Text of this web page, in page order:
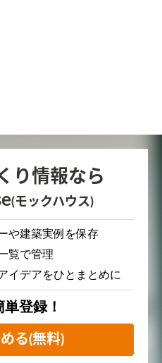
り情報なら
(モックハウス)
や建築実例を保存
覧で管理
イデアをひとまとめに
登録！
る(無料)